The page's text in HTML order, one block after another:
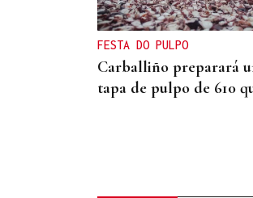
FESTA DO PULPO
Carballiño preparará
tapa de pulpo de 610